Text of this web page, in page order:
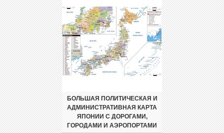
БОЛЬШАЯ ПОЛИТИЧЕСКАЯ И
АДМИНИСТРАТИВНАЯ КАРТА
ЯПОНИИ С ДОРОГАМИ,
ГОРОДАМИ И АЭРОПОРТАМИ